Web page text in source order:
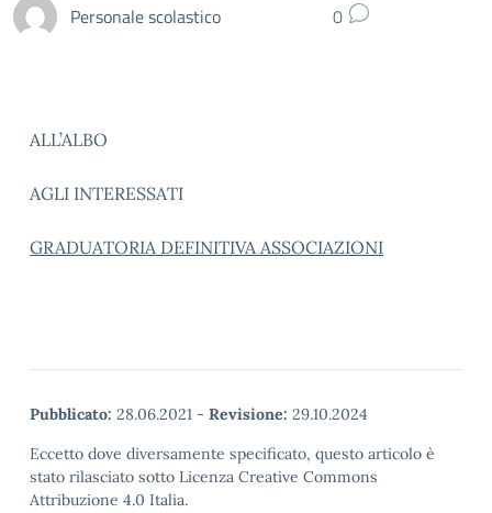
Personale scolastico 0
ALL’ALBO
AGLI INTERESSATI
GRADUATORIA DEFINITIVA ASSOCIAZIONI
Pubblicato: 28.06.2021 - Revisione: 29.10.2024
Eccetto dove diversamente specificato, questo articolo è
stato rilasciato sotto Licenza Creative Commons
Attribuzione 4.0 Italia.